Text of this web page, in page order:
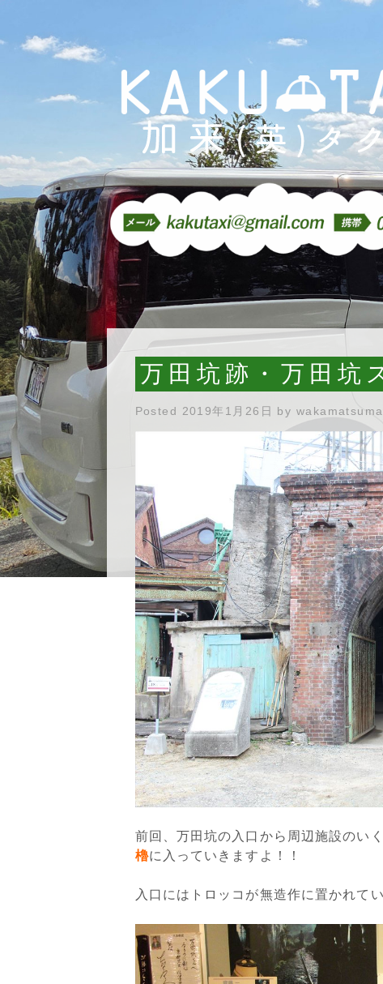
万田坑跡・万田坑
Posted 2019年1月26日 by
前回、万田坑の入口から周辺施設のい
櫓に入っていきますよ！！
入口にはトロッコが無造作に置かれてい